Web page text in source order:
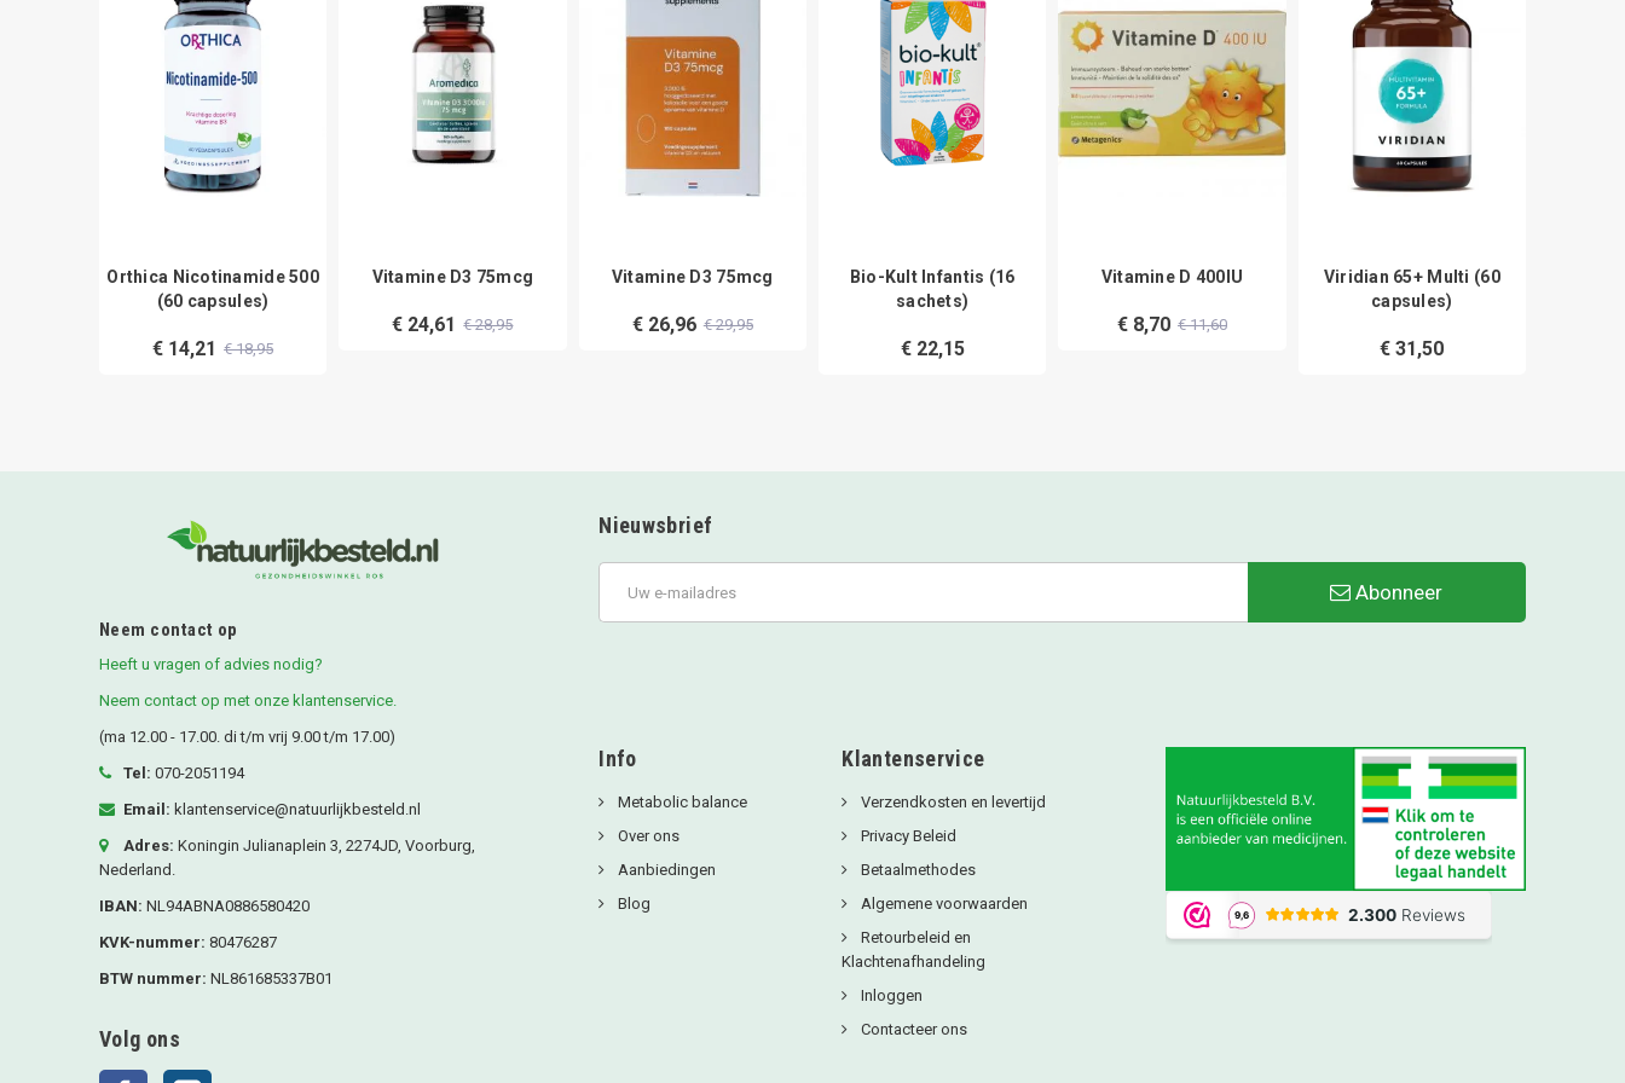
Orthica Nicotinamide 500
(60 capsules)
€ 14,21 € 18,95
Vitamine D3 75mcg
€ 24,61 € 28,95
Vitamine D3 75mcg
€ 26,96 € 29,95
Bio-Kult Infantis (16
sachets)
€ 22,15
Vitamine D 400IU
€ 8,70 € 11,60
Viridian 65+ Multi (60
capsules)
€ 31,50
Neem contact op
Heeft u vragen of advies nodig?
Neem contact op met onze klantenservice.
(ma 12.00 - 17.00. di t/m vrij 9.00 t/m 17.00)
Tel: 070-2051194
Email: klantenservice@natuurlijkbesteld.nl
Adres: Koningin Julianaplein 3, 2274JD, Voorburg,
Nederland.
IBAN: NL94ABNA0886580420
KVK-nummer: 80476287
BTW nummer: NL861685337B01
Volg ons
Nieuwsbrief
Abonneer
Info
Metabolic balance
Over ons
Aanbiedingen
Blog
Klantenservice
Verzendkosten en levertijd
Privacy Beleid
Betaalmethodes
Algemene voorwaarden
Retourbeleid en
Klachtenafhandeling
Inloggen
Contacteer ons